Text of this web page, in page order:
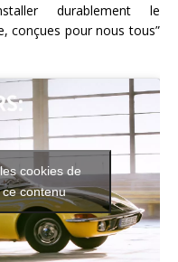
durablement le
conçues pour nous tous”
cookies de
contenu